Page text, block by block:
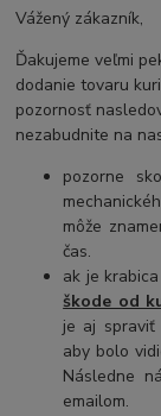
Vážený zákazník,
Ďakujeme veľmi
dodanie tovaru
pozornosť
nezabudnite na
pozorne
môže
čas.
ak je
škode od
je aj spraviť
aby bolo
Následne
emailom.